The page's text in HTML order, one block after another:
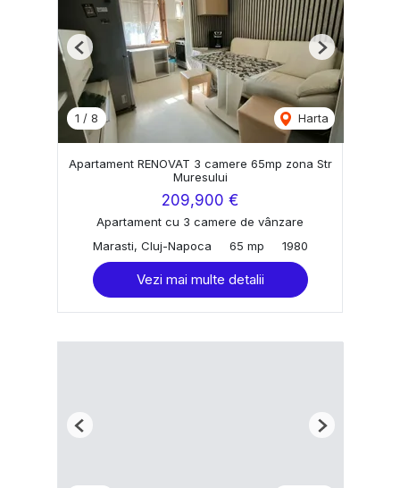
1 / 8 Harta
Previous Next
Apartament RENOVAT 3 camere 65mp zona Str
Muresului
209,900 €
Apartament cu 3 camere de vânzare
Marasti, Cluj-Napoca
65 mp 1980
Vezi mai multe detalii
Previous Next